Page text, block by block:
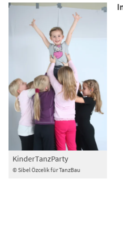
© Sibel Özcelik für TanzBau
KinderTanzParty